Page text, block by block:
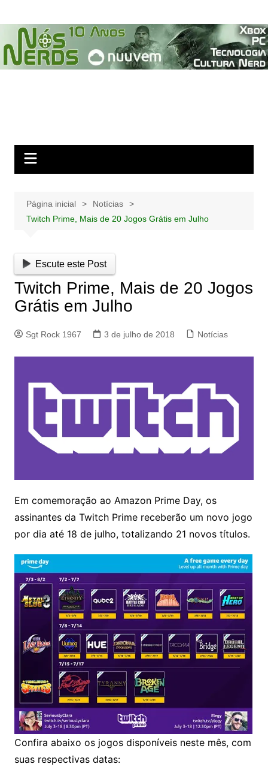
para
conteúdo
Página inicial
Notícias
Twitch Prime, Mais de 20 Jogos Grátis em Julho
Escute este Post
Twitch Prime, Mais de 20 Jogos
Grátis em Julho
Sgt Rock 1967 3 de julho de 2018 Notícias
Em comemoração ao Amazon Prime Day, os
assinantes da Twitch Prime receberão um novo jogo
por dia até 18 de julho, totalizando 21 novos títulos.
Confira abaixo os jogos disponíveis neste mês, com
suas respectivas datas: